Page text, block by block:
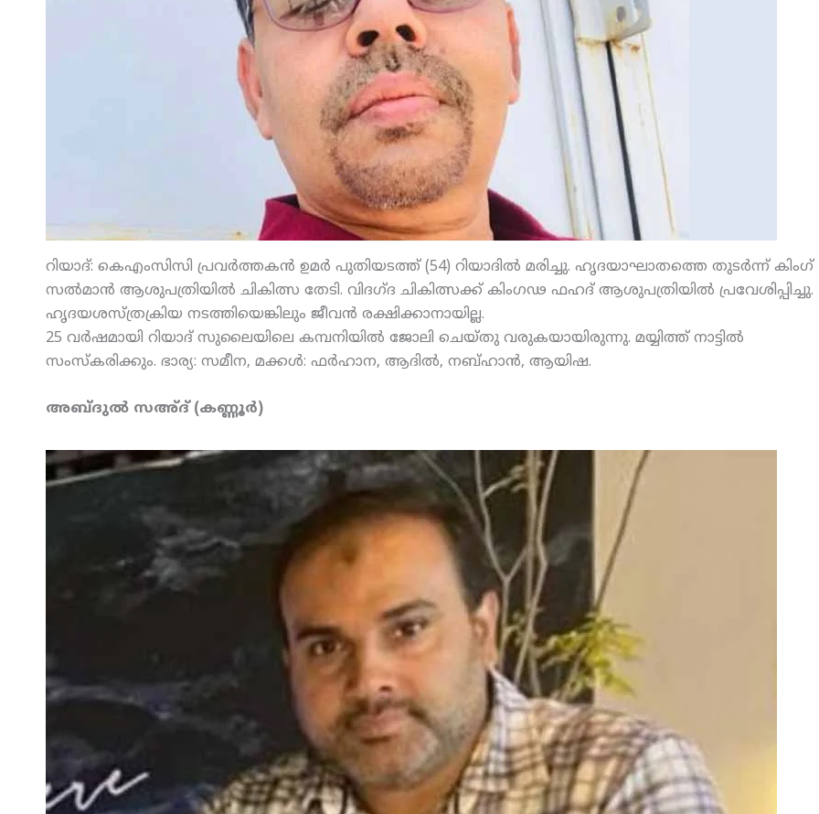
റിയാദ്: കെഎംസിസി പ്രവര്‍ത്തകന്‍ ഉമര്‍ പുതിയടത്ത് (54) റിയാദില്‍ മരിച്ചു. ഹൃദയാഘാതത്തെ തുടര്‍ന്ന് കിംഗ്
സല്‍മാന്‍ ആശുപത്രിയില്‍ ചികിത്സ തേടി. വിദഗ്ദ ചികിത്സക്ക് കിംഗഢ ഫഹദ് ആശുപത്രിയില്‍ പ്രവേശിപ്പിച്ചു.
ഹൃദയശസ്ത്രക്രിയ നടത്തിയെങ്കിലും ജീവന്‍ രക്ഷിക്കാനായില്ല.
25 വര്‍ഷമായി റിയാദ് സുലൈയിലെ കമ്പനിയില്‍ ജോലി ചെയ്തു വരുകയായിരുന്നു. മയ്യിത്ത് നാട്ടില്‍
സംസ്‌കരിക്കും. ഭാര്യ: സമീന, മക്കള്‍: ഫര്‍ഹാന, ആദില്‍, നബ്ഹാന്‍, ആയിഷ.
അബ്ദുല്‍ സഅ്ദ് (കണ്ണൂര്‍)